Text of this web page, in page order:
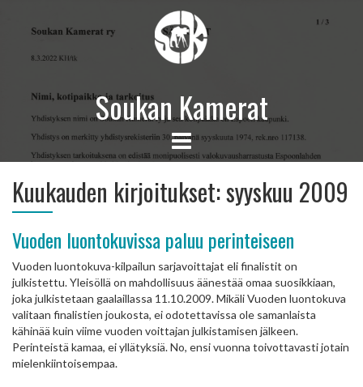
Soukan Kamerat
Kuukauden kirjoitukset:syyskuu 2009
Vuoden luontokuvissa paluu perinteiseen
Vuoden luontokuva-kilpailun sarjavoittajat eli finalistit on
julkistettu. Yleisöllä on mahdollisuus äänestää omaa suosikkiaan,
joka julkistetaan gaalaillassa 11.10.2009. Mikäli Vuoden luontokuva
valitaan finalistien joukosta, ei odotettavissa ole samanlaista
kähinää kuin viime vuoden voittajan julkistamisen jälkeen.
Perinteistä kamaa, ei yllätyksiä. No, ensi vuonna toivottavasti jotain
mielenkiintoisempaa.